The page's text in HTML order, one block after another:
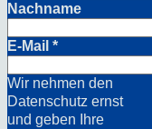
Nachname
E-Mail *
Wir nehmen den
Datenschutz ernst
und geben Ihre